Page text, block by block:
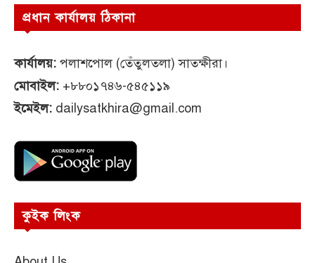
প্রধান কার্যালয় ঠিকানা
কার্যালয়: পলাশপোল (তেঁতুলতলা) সাতক্ষীরা।
মোবাইল: +৮৮০১৭৪৬-৫৪৫১১৯
ইমেইল: dailysatkhira@gmail.com
কুইক লিংক